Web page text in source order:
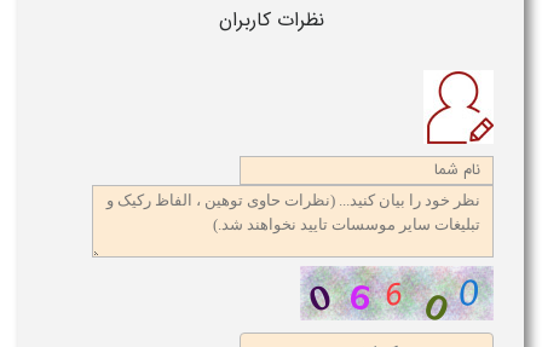
نظرات کاربران